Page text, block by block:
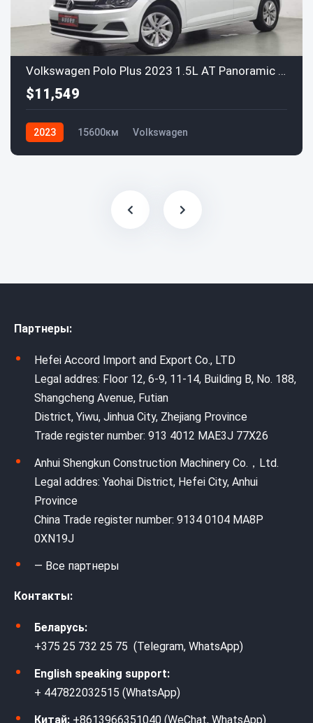
Volkswagen Polo Plus 2023 1.5L AT Panoramic Enjoy Edition
$11,549
2023 15600км Volkswagen
Партнеры:
Hefei Accord Import and Export Co., LTD
Legal addres: Floor 12, 6-9, 11-14, Building B, No. 188,
Shangcheng Avenue, Futian
District, Yiwu, Jinhua City, Zhejiang Province
Trade register number: 913 4012 MAE3J 77X26
Anhui Shengkun Construction Machinery Co.，Ltd.
Legal addres: Yaohai District, Hefei City, Anhui
Province
China Trade register number: 9134 0104 MA8P
0XN19J
— Все партнеры
Контакты:
Беларусь:
+375 25 732 25 75 (Telegram, WhatsApp)
English speaking support:
+ 447822032515 (WhatsApp)
Китай: +8613966351040 (WeChat, WhatsApp)